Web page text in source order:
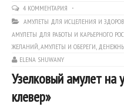
4 КОММЕНТАРИЯ
АМУЛЕТЫ ДЛЯ ИСЦЕЛЕНИЯ И
АМУЛЕТЫ ДЛЯ РАБОТЫ И КАРЬЕРНОГО
ЖЕЛАНИЙ,АМУЛЕТЫ И ОБЕРЕГИ,
ELENA SHUWANY
Узелковый амулет на
клевер»